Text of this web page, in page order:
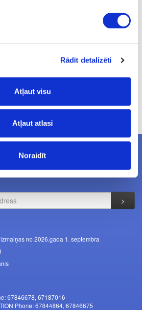
Rādīt detalizēti
Atļaut visu
Atļaut atlasi
Noraidīt
indicated prices may be changed
no 2026.gada 1. septembra
67846678, 67187016
Phone: 67844864, 67846675